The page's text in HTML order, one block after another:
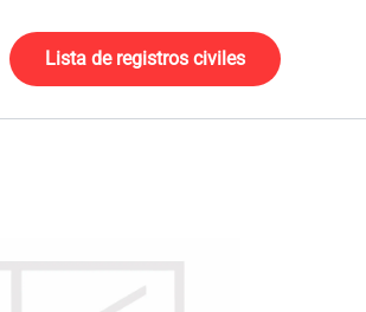
Lista de registros civiles